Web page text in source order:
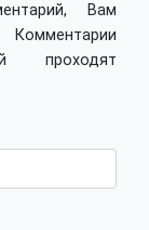
Вам
Комментарии
проходят